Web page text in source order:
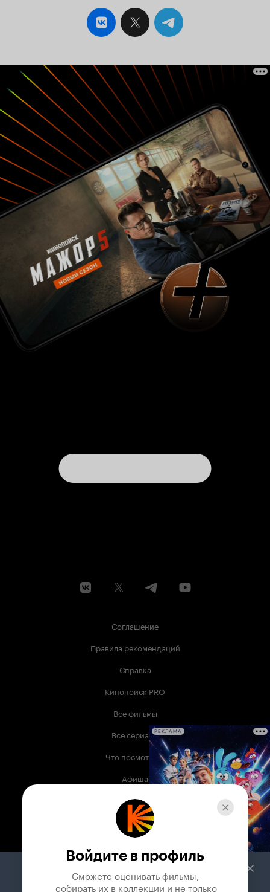
Соглашение
Правила рекомендаций
Справка
Кинопоиск PRO
Все фильмы
Все сериалы
Что посмотреть
Афиша
Музыка
Телепрограмма
Служба поддержки
РЕКЛАМА
Войдите в профиль
Сможете оценивать фильмы,
собирать их в коллекции и не только